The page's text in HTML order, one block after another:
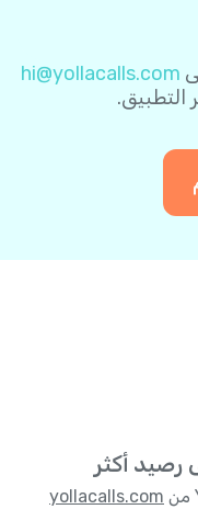
تحتاج إلى إدخال
أي عملية دفع
hi@yollacalls.com
التطبيق.
رصيد أكثر
yollacalls.com